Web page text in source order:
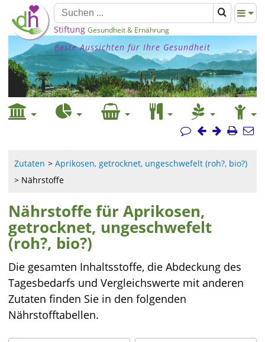
Stiftung Gesundheit & Ernährung
Beste Aussichten für Ihre Gesundheit
Zutaten
Aprikosen, getrocknet, ungeschwefelt (roh?, bio?)
Nährstoffe
Nährstoffe für Aprikosen,
getrocknet, ungeschwefelt
(roh?, bio?)
Die gesamten Inhaltsstoffe, die Abdeckung des
Tagesbedarfs und Vergleichswerte mit anderen
Zutaten finden Sie in den folgenden
Nährstofftabellen.